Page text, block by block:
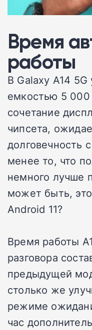
Время
работы
В Galaxy A14 5G
емкостью 5
сочетание
чипсета,
долговечность
менее то, что
немного лучше
может быть,
Android 11?
Время работы
разговора
предыдущей
столько же
режиме
час